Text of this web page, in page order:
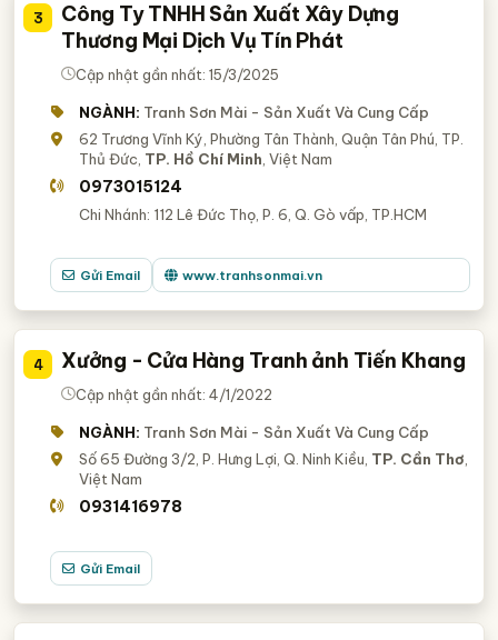
3
Công Ty TNHH Sản Xuất Xây Dựng
Thương Mại Dịch Vụ Tín Phát
Cập nhật gần nhất: 15/3/2025
NGÀNH: Tranh Sơn Mài - Sản Xuất Và Cung Cấp
62 Trương Vĩnh Ký, Phường Tân Thành, Quận Tân Phú, TP.
Thủ Đức, TP. Hồ Chí Minh , Việt Nam
0973015124
Chi Nhánh: 112 Lê Đức Thọ, P. 6, Q. Gò vấp, TP.HCM
Gửi Email www.tranhsonmai.vn
4 Xưởng - Cửa Hàng Tranh ảnh Tiến Khang
Cập nhật gần nhất: 4/1/2022
NGÀNH: Tranh Sơn Mài - Sản Xuất Và Cung Cấp
Số 65 Đường 3/2, P. Hưng Lợi, Q. Ninh Kiều, TP. Cần Thơ
Việt Nam
0931416978
Gửi Email